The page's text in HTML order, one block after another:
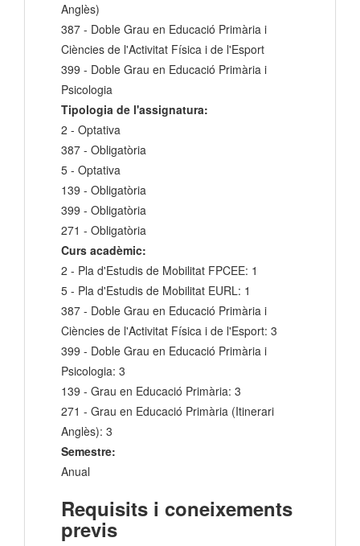
Anglès)
387 - Doble Grau en Educació Primària i
Ciències de l'Activitat Física i de l'Esport
399 - Doble Grau en Educació Primària i
Psicologia
Tipologia de l'assignatura:
2 - Optativa
387 - Obligatòria
5 - Optativa
139 - Obligatòria
399 - Obligatòria
271 - Obligatòria
Curs acadèmic:
2 - Pla d'Estudis de Mobilitat FPCEE: 1
5 - Pla d'Estudis de Mobilitat EURL: 1
387 - Doble Grau en Educació Primària i
Ciències de l'Activitat Física i de l'Esport: 3
399 - Doble Grau en Educació Primària i
Psicologia: 3
139 - Grau en Educació Primària: 3
271 - Grau en Educació Primària (Itinerari
Anglès): 3
Semestre:
Anual
Requisits i coneixements
previs